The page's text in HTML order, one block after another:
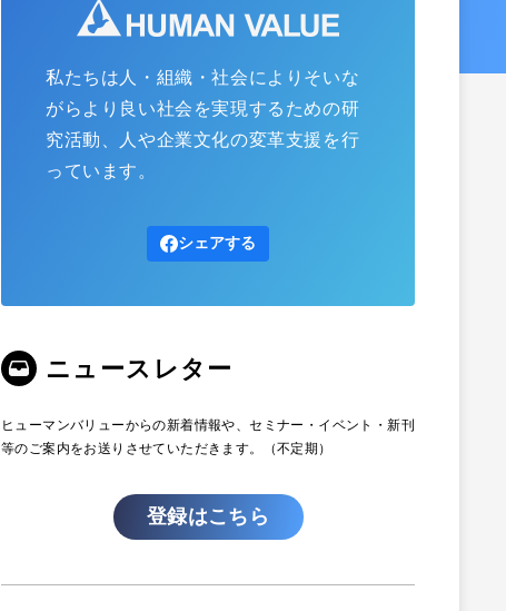
私たちは人・組織・社会によりそいな
がらより良い社会を実現するための研
究活動、人や企業文化の変革支援を行
っています。
シェアする
ニュースレター
ヒューマンバリューからの新着情報や、セミナー・イベント・新刊
等のご案内をお送りさせていただきます。（不定期）
登録はこちら